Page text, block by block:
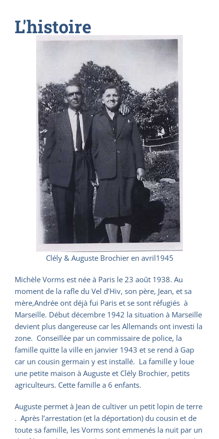
L'histoire
Clély & Auguste Brochier en avril1945
Michèle Vorms est née à Paris le 23 août 1938. Au
moment de la rafle du Vel d’Hiv, son père, Jean, et sa
mère,Andrée ont déjà fui Paris et se sont réfugiés à
Marseille. Début décembre 1942 la situation à Marseille
devient plus dangereuse car les Allemands ont investi la
zone. Conseillée par un commissaire de police, la
famille quitte la ville en janvier 1943 et se rend à Gap
car un cousin germain y est installé. La famille y loue
une petite maison à Auguste et Clély Brochier, petits
agriculteurs. Cette famille a 6 enfants.
Auguste permet à Jean de cultiver un petit lopin de terre
. Après l’arrestation (et la déportation) du cousin et de
toute sa famille, les Vorms sont emmenés la nuit par un